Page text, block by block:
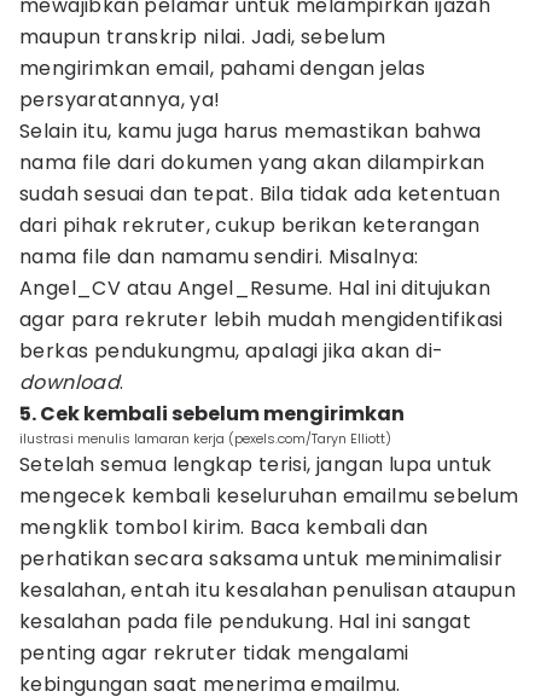
maupun transkrip nilai. Jadi, sebelum
mengirimkan email, pahami dengan jelas
persyaratannya, ya!
Selain itu, kamu juga harus memastikan bahwa
nama file dari dokumen yang akan dilampirkan
sudah sesuai dan tepat. Bila tidak ada ketentuan
dari pihak rekruter, cukup berikan keterangan
nama file dan namamu sendiri. Misalnya:
Angel_CV atau Angel_Resume. Hal ini ditujukan
agar para rekruter lebih mudah mengidentifikasi
berkas pendukungmu, apalagi jika akan di-
download.
5. Cek kembali sebelum mengirimkan
ilustrasi menulis lamaran kerja (pexels.com/Taryn Elliott)
Setelah semua lengkap terisi, jangan lupa untuk
mengecek kembali keseluruhan emailmu sebelum
mengklik tombol kirim. Baca kembali dan
perhatikan secara saksama untuk meminimalisir
kesalahan, entah itu kesalahan penulisan ataupun
kesalahan pada file pendukung. Hal ini sangat
penting agar rekruter tidak mengalami
kebingungan saat menerima emailmu.